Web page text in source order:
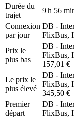
Durée du
trajet
9 h 56
Connexion
par jour
DB -
FlixBus,
Prix ​​le
plus bas
DB -
FlixBus,
157,01 €
Le prix le
plus élevé
DB -
FlixBus,
345,50 €
Premier
départ
DB -
FlixBus,